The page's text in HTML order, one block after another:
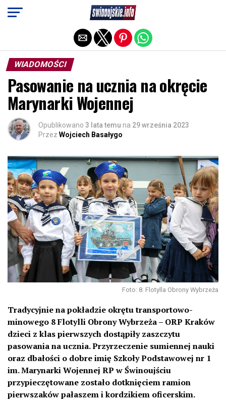
WIADOMOŚCI
Pasowanie na ucznia na okręcie
Marynarki Wojennej
Opublikowano 3 lata temu na 29 września 2023
Przez Wojciech Basałygo
Foto: 8. Flotylla Obrony Wybrzeża
Tradycyjnie na pokładzie okrętu transportowo-
minowego 8 Flotylli Obrony Wybrzeża – ORP Kraków
dzieci z klas pierwszych dostąpiły zaszczytu
pasowania na ucznia. Przyrzeczenie sumiennej nauki
oraz dbałości o dobre imię Szkoły Podstawowej nr 1
im. Marynarki Wojennej RP w Świnoujściu
przypieczętowane zostało dotknięciem ramion
pierwszaków pałaszem i kordzikiem oficerskim.
Exit mobile version